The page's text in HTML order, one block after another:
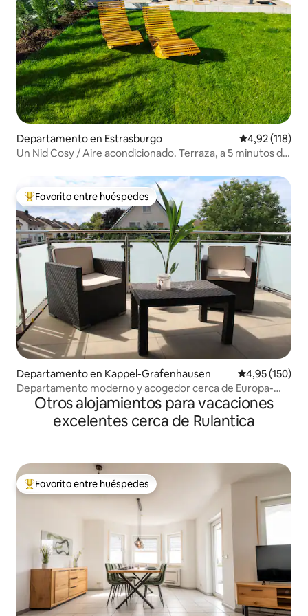
Departamento en Estrasburgo Calificación
4,92 (118)
Un Nid Cosy / Aire acondicionado. Terraza, a 5 minutos del
Favorito entre los huéspedes más destacados
Favorito entre huéspedes
Departamento en Kappel-Grafenhausen Calificación
4,95 (150)
Departamento moderno y acogedor cerca de Europa-
Park.Otros alojamientos para vacaciones
excelentes cerca de Rulantica
Favorito entre los huéspedes más destacados
Favorito entre huéspedes